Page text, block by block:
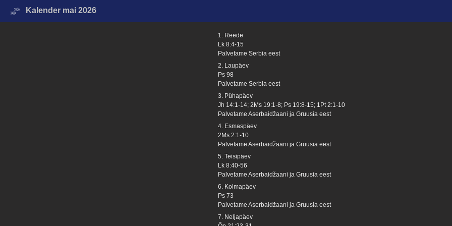
Kalender mai 2026
1. Reede
Lk 8:4-15
Palvetame Serbia eest
2. Laupäev
Ps 98
Palvetame Serbia eest
3. Pühapäev
Jh 14:1-14; 2Ms 19:1-8; Ps 19:8-15; 1Pt 2:1-10
Palvetame Aserbaidžaani ja Gruusia eest
4. Esmaspäev
2Ms 2:1-10
Palvetame Aserbaidžaani ja Gruusia eest
5. Teisipäev
Lk 8:40-56
Palvetame Aserbaidžaani ja Gruusia eest
6. Kolmapäev
Ps 73
Palvetame Aserbaidžaani ja Gruusia eest
7. Neljapäev